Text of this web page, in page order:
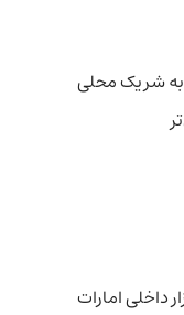
داخلی امارات